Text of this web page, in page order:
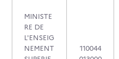
MINISTE
RE DE
L'ENSEIG
NEMENT
110044